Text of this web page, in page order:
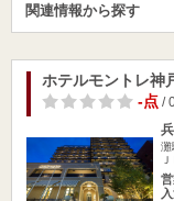
関連情報から探す
ホテルモントレ神
-点/
灘